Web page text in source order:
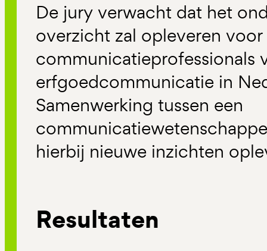
De jury verwacht dat het
overzicht zal opleveren voor
communicatieprofessionals
erfgoedcommunicatie in
Samenwerking tussen een
hierbij nieuwe inzichten
Resultaten